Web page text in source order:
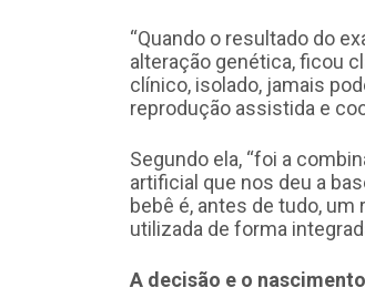
“Quando o resultado do
alteração genética, ficou
clínico, isolado, jamais
reprodução assistida e
Segundo ela, “foi a
artificial que nos deu a
bebê é, antes de tudo,
utilizada de forma
A decisão e o nascimento